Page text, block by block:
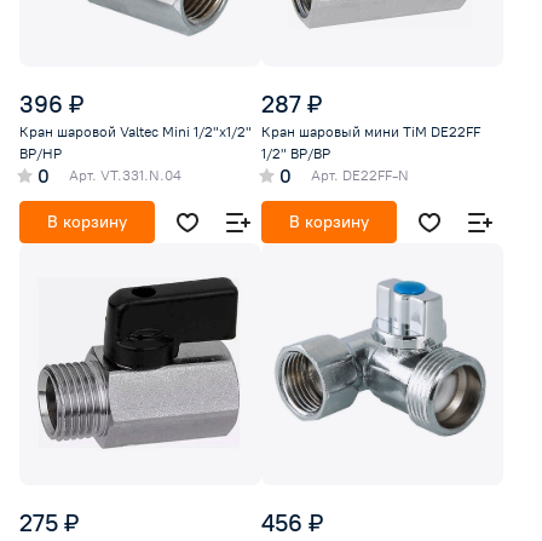
396 ₽
Кран шаровой Valtec Mini 1/2"х1/2"
ВР/НР
0 Арт. VT.331.N.04
В корзину
287 ₽
Кран шаровый мини TiM DE22FF
1/2" ВР/ВР
0 Арт. DE22FF-N
В корзину
275 ₽ 456 ₽